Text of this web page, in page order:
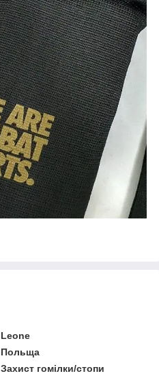
Leone
Польща
Захист гомілки/стопи